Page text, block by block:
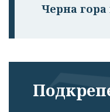
Черна гора